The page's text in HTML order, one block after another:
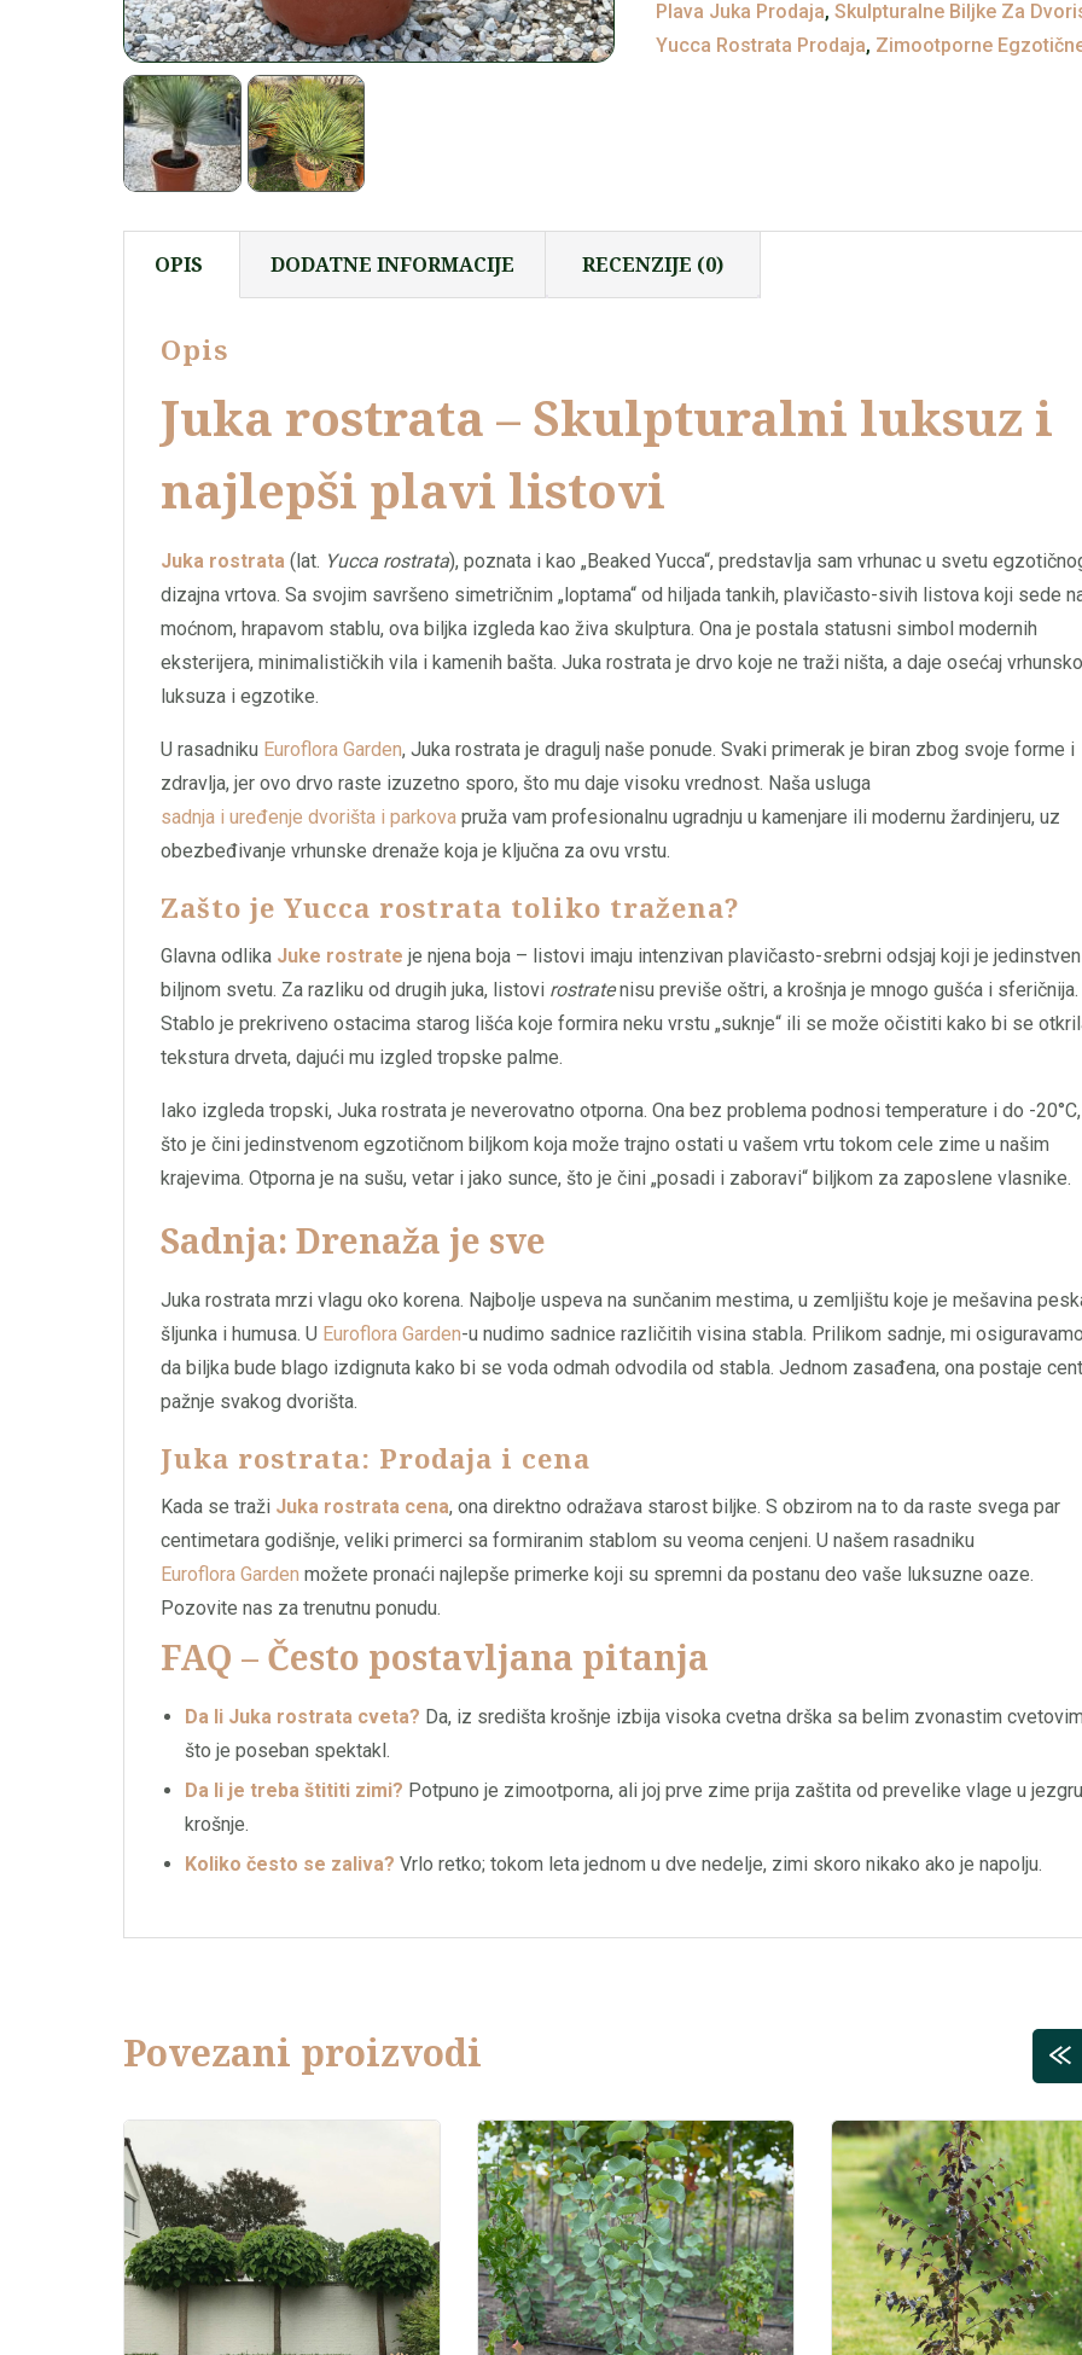
Plava Juka Prodaja, Skulpturalne Biljke Za
Yucca Rostrata Prodaja, Zimootporne
OPIS DODATNE INFORMACIJE RECENZIJE (0)
Opis
Juka rostrata – Skulpturalni luksuz i
najlepši plavi listovi
Juka rostrata (lat. Yucca rostrata), poznata i kao „Beaked Yucca“, predstavlja sam vrhunac u svetu
dizajna vrtova. Sa svojim savršeno simetričnim „loptama“ od hiljada tankih, plavičasto-sivih listova koji sede
moćnom, hrapavom stablu, ova biljka izgleda kao živa skulptura. Ona je postala statusni simbol modernih
eksterijera, minimalističkih vila i kamenih bašta. Juka rostrata je drvo koje ne traži ništa, a daje osećaj
luksuza i egzotike.
U rasadniku Euroflora Garden, Juka rostrata je dragulj naše ponude. Svaki primerak je biran zbog svoje forme i
zdravlja, jer ovo drvo raste izuzetno sporo, što mu daje visoku vrednost. Naša usluga
sadnja i uređenje dvorišta i parkova pruža vam profesionalnu ugradnju u kamenjare ili modernu žardinjeru, uz
obezbeđivanje vrhunske drenaže koja je ključna za ovu vrstu.
Zašto je Yucca rostrata toliko tražena?
Glavna odlika Juke rostrate je njena boja – listovi imaju intenzivan plavičasto-srebrni odsjaj koji je
biljnom svetu. Za razliku od drugih juka, listovi rostratenisu previše oštri, a krošnja je mnogo gušća i sferičnija.
Stablo je prekriveno ostacima starog lišća koje formira neku vrstu „suknje“ ili se može očistiti kako bi se
tekstura drveta, dajući mu izgled tropske palme.
Iako izgleda tropski, Juka rostrata je neverovatno otporna. Ona bez problema podnosi temperature i do -20°C,
što je čini jedinstvenom egzotičnom biljkom koja može trajno ostati u vašem vrtu tokom cele zime u našim
krajevima. Otporna je na sušu, vetar i jako sunce, što je čini „posadi i zaboravi“ biljkom za zaposlene vlasnike.
Sadnja: Drenaža je sve
Juka rostrata mrzi vlagu oko korena. Najbolje uspeva na sunčanim mestima, u zemljištu koje je mešavina
šljunka i humusa. U Euroflora Garden-u nudimo sadnice različitih visina stabla. Prilikom sadnje, mi
da biljka bude blago izdignuta kako bi se voda odmah odvodila od stabla. Jednom zasađena, ona postaje
pažnje svakog dvorišta.
Juka rostrata: Prodaja i cena
Kada se traži Juka rostrata cena, ona direktno odražava starost biljke. S obzirom na to da raste svega par
centimetara godišnje, veliki primerci sa formiranim stablom su veoma cenjeni. U našem rasadniku
Euroflora Garden možete pronaći najlepše primerke koji su spremni da postanu deo vaše luksuzne oaze.
Pozovite nas za trenutnu ponudu.
FAQ – Često postavljana pitanja
Da li Juka rostrata cveta? Da, iz središta krošnje izbija visoka cvetna drška sa belim zvonastim
što je poseban spektakl.
Da li je treba štititi zimi? Potpuno je zimootporna, ali joj prve zime prija zaštita od prevelike vlage u jezgru
krošnje.
Koliko često se zaliva? Vrlo retko; tokom leta jednom u dve nedelje, zimi skoro nikako ako je napolju.
Povezani proizvodi